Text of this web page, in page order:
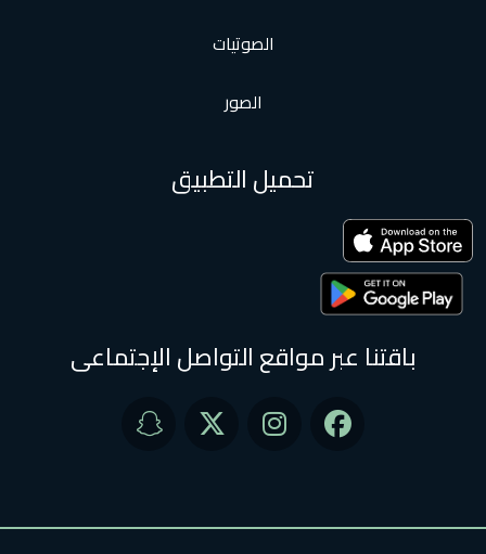
الصوتيات
الصور
تحميل التطبيق
باقتنا عبر مواقع التواصل الإجتماعى